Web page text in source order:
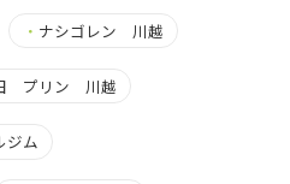
・ ナシゴレン 川越
プリン 川越
ジム